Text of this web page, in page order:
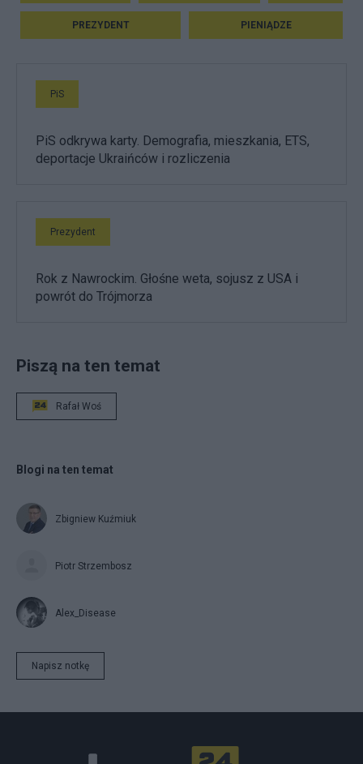
PREZYDENT PIENIĄDZE
PiS
PiS odkrywa karty. Demografia, mieszkania, ETS,
deportacje Ukraińców i rozliczenia
Prezydent
Rok z Nawrockim. Głośne weta, sojusz z USA i
powrót do Trójmorza
Piszą na ten temat
Rafał Woś
Blogi na ten temat
Zbigniew Kuźmiuk
Piotr Strzembosz
Alex_Disease
Napisz notkę